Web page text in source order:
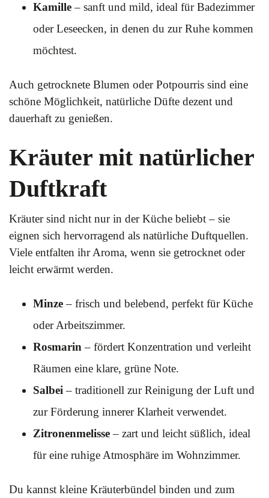
Kamille– sanft und mild, ideal für Badezimmer
oder Leseecken, in denen du zur Ruhe kommen
möchtest.
Auch getrocknete Blumen oder Potpourris sind eine
schöne Möglichkeit, natürliche Düfte dezent und
dauerhaft zu genießen.
Kräuter mit natürlicher
Duftkraft
Kräuter sind nicht nur in der Küche beliebt – sie
eignen sich hervorragend als natürliche Duftquellen.
Viele entfalten ihr Aroma, wenn sie getrocknet oder
leicht erwärmt werden.
Minze– frisch und belebend, perfekt für Küche
oder Arbeitszimmer.
Rosmarin – fördert Konzentration und verleiht
Räumen eine klare, grüne Note.
Salbei – traditionell zur Reinigung der Luft und
zur Förderung innerer Klarheit verwendet.
Zitronenmelisse– zart und leicht süßlich, ideal
für eine ruhige Atmosphäre im Wohnzimmer.
Du kannst kleine Kräuterbündel binden und zum